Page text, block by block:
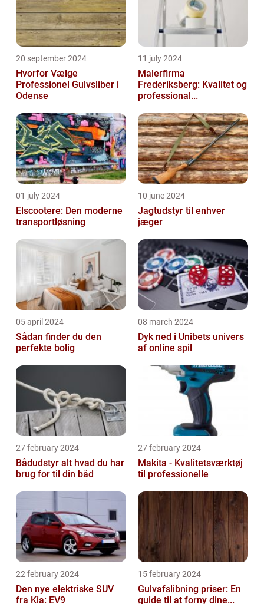
20 september 2024
Hvorfor Vælge
Professionel Gulvsliber i
Odense
11 july 2024
Malerfirma
Frederiksberg: Kvalitet og
professional...
01 july 2024
Elscootere: Den moderne
transportløsning
10 june 2024
Jagtudstyr til enhver
jæger
05 april 2024
Sådan finder du den
perfekte bolig
08 march 2024
Dyk ned i Unibets univers
af online spil
27 february 2024
Bådudstyr alt hvad du har
brug for til din båd
27 february 2024
Makita - Kvalitetsværktøj
til professionelle
22 february 2024
Den nye elektriske SUV
fra Kia: EV9
15 february 2024
Gulvafslibning priser: En
guide til at forny dine...